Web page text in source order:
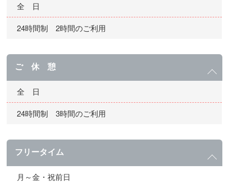
全 日
24時間制 2時間のご利用
ご 休 憩
全 日
24時間制 3時間のご利用
フリータイム
月～金・祝前日